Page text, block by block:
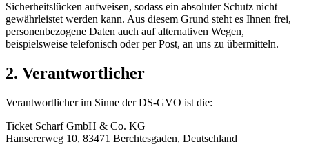
Sicherheitslücken aufweisen, sodass ein absoluter Schutz nicht
gewährleistet werden kann. Aus diesem Grund steht es Ihnen frei,
personenbezogene Daten auch auf alternativen Wegen,
beispielsweise telefonisch oder per Post, an uns zu übermitteln.
2. Verantwortlicher
Verantwortlicher im Sinne der DS-GVO ist die:
Ticket Scharf GmbH & Co. KG
Hansererweg 10, 83471 Berchtesgaden, Deutschland